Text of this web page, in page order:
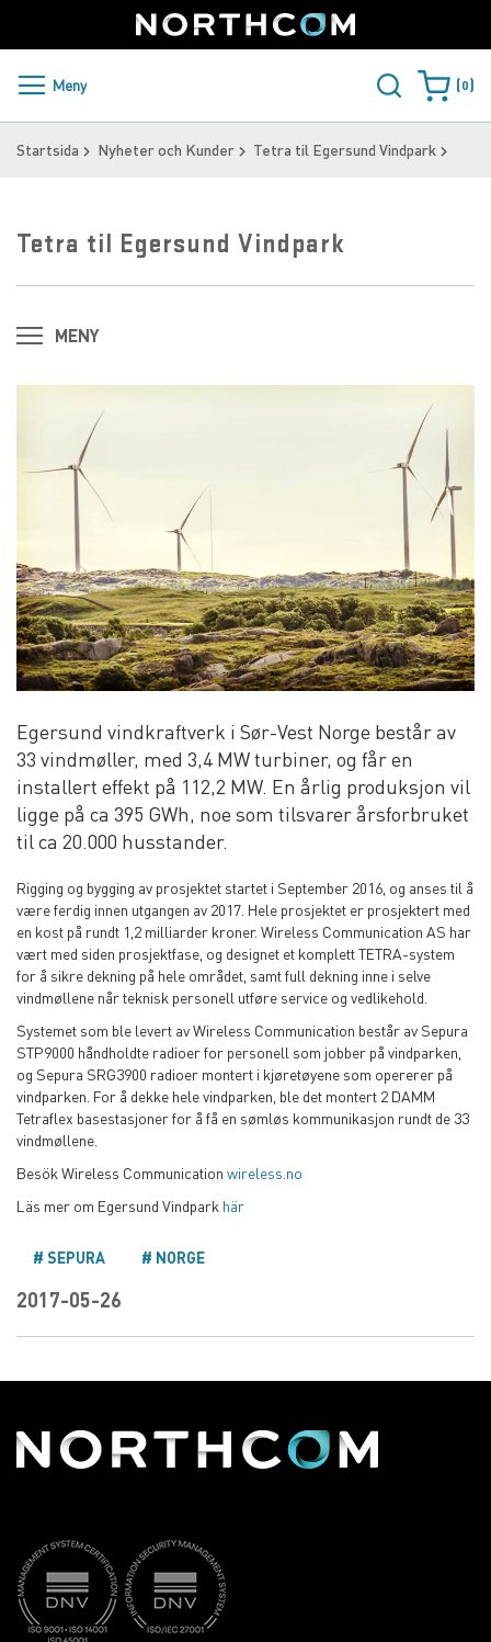
to
Content
Sweden
PRODUKTER OCH LÖSNINGAR
ÅTERFÖRSÄLJARE
LADDA NER
Meny Varukorgen
0
Startsida Nyheter och Kunder Tetra til Egersund Vindpark
Tetra til Egersund Vindpark
MENY
Egersund vindkraftverk i Sør-Vest Norge består av
33 vindmøller, med 3,4 MW turbiner, og får en
installert effekt på 112,2 MW. En årlig produksjon vil
ligge på ca 395 GWh, noe som tilsvarer årsforbruket
til ca 20.000 husstander.
Rigging og bygging av prosjektet startet i September 2016, og anses til å
være ferdig innen utgangen av 2017. Hele prosjektet er prosjektert med
en kost på rundt 1,2 milliarder kroner. Wireless Communication AS har
vært med siden prosjektfase, og designet et komplett TETRA-system
for å sikre dekning på hele området, samt full dekning inne i selve
vindmøllene når teknisk personell utføre service og vedlikehold.
Systemet som ble levert av Wireless Communication består av Sepura
STP9000 håndholdte radioer for personell som jobber på vindparken,
og Sepura SRG3900 radioer montert i kjøretøyene som opererer på
vindparken. For å dekke hele vindparken, ble det montert 2 DAMM
Tetraflex basestasjoner for å få en sømløs kommunikasjon rundt de 33
vindmøllene.
Besök Wireless Communication wireless.no
Läs mer om Egersund Vindpark här
SEPURA NORGE
2017-05-26